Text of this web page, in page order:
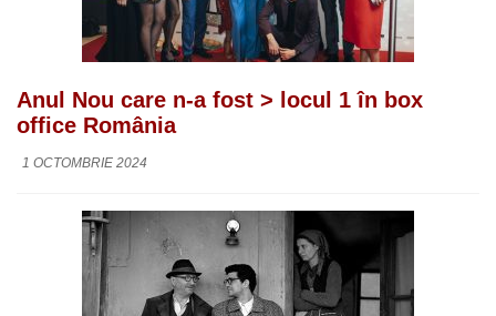
Anul Nou care n-a fost > locul 1 în box
office România
1 OCTOMBRIE 2024